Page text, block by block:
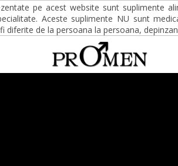
pe acest website sunt suplimente
Aceste suplimente NU sunt
diferite de la persoana la persoana,